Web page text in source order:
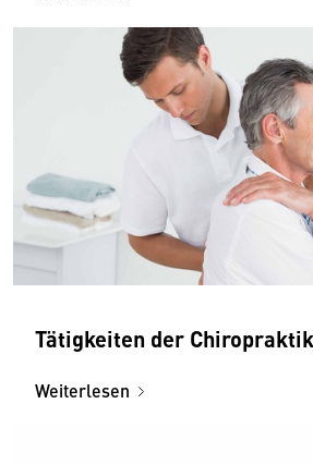
Tätigkeiten der Chiropraktik
Weiterlesen